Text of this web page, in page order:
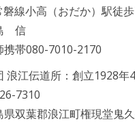
線小高（おだか）駅徒歩
信
携帯080-7010-2170
浪江伝道所：創立1928年
7310
双葉郡浪江町権現堂鬼